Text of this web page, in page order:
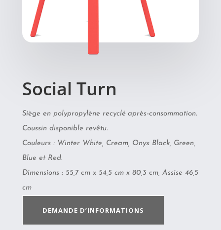
Social Turn
Siège en polypropylène recyclé après-consommation.
Coussin disponible revêtu.
Couleurs : Winter White, Cream, Onyx Black, Green,
Blue et Red.
Dimensions : 55,7 cm x 54,5 cm x 80,3 cm, Assise 46,5
cm
DEMANDE D’INFORMATIONS